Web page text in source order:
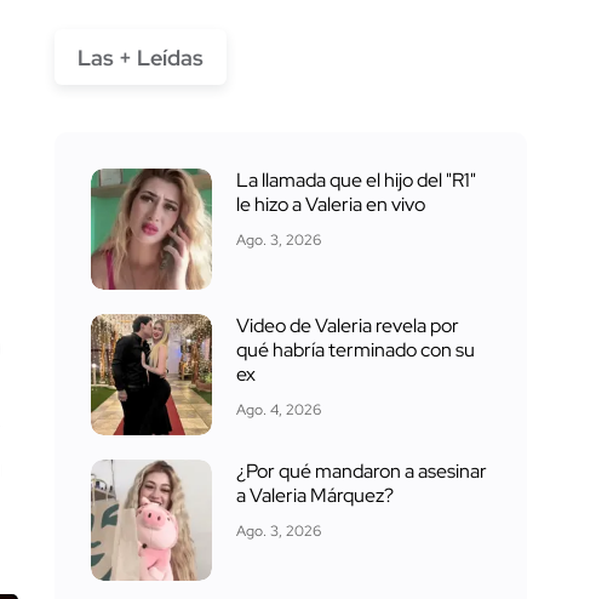
Las + Leídas
La llamada que el hijo del "R1"
le hizo a Valeria en vivo
Ago. 3, 2026
Video de Valeria revela por
qué habría terminado con su
ex
Ago. 4, 2026
¿Por qué mandaron a asesinar
a Valeria Márquez?
Ago. 3, 2026